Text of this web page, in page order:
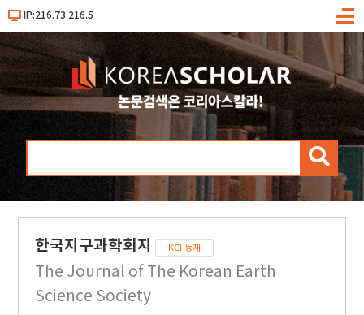
IP:216.73.216.5
메
검
한국지구과학회지 KCI 등재
The Journal of The Korean Earth
Science Society